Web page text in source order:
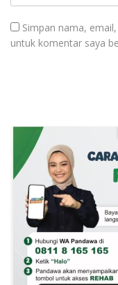
Simpan nama,
untuk komentar saya